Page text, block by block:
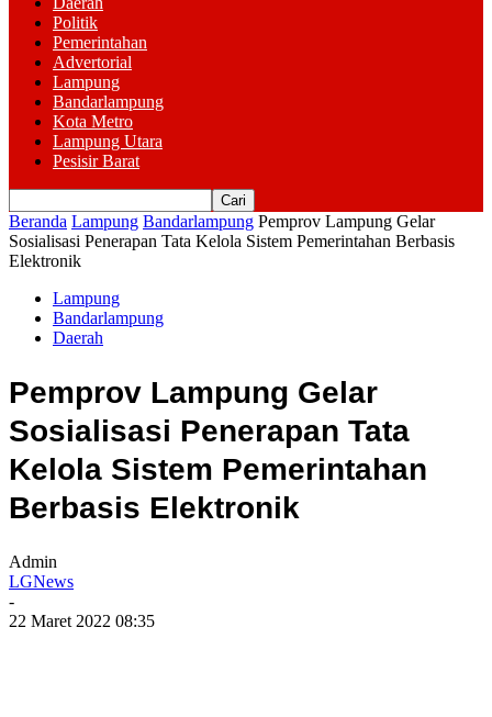
Politik
Pemerintahan
Advertorial
Lampung
Bandarlampung
Kota Metro
Lampung Utara
Pesisir Barat
Beranda Lampung Bandarlampung Pemprov Lampung Gelar
Sosialisasi Penerapan Tata Kelola Sistem Pemerintahan Berbasis
Elektronik
Lampung
Bandarlampung
Daerah
Pemprov Lampung Gelar
Sosialisasi Penerapan Tata
Kelola Sistem Pemerintahan
Berbasis Elektronik
Admin
LGNews
-
22 Maret 2022 08:35